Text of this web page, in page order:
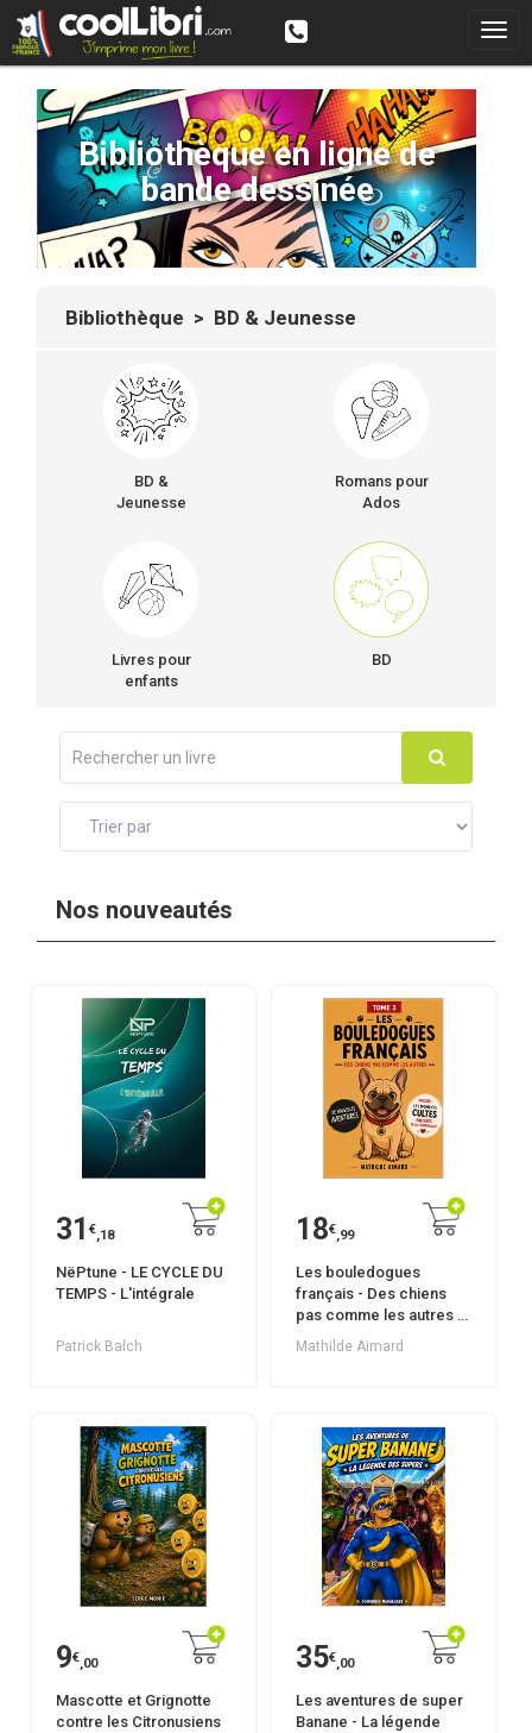
Bibliothèque en ligne de
bande dessinée
Bibliothèque > BD & Jeunesse
BD &
Jeunesse
Romans pour
Ados
Livres pour
enfants
BD
Nos nouveautés
31 €,18
NëPtune - LE CYCLE DU
TEMPS - L'intégrale
Patrick Balch
18€,99
Les bouledogues
français - Des chiens
pas comme les autres -
Tome 3
Mathilde Aimard
9€,00
Mascotte et Grignotte
contre les Citronusiens
35€,00
Les aventures de super
Banane - La légende